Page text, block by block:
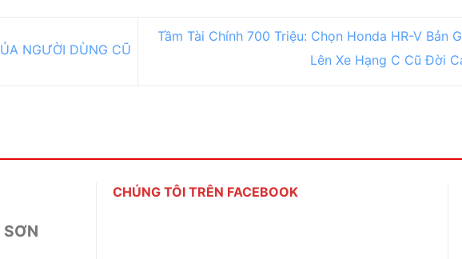
NGƯỜI DÙNG CŨ
Tầm Tài Chính 700 Triệu: Chọn Honda HR-V Bản
Lên Xe Hạng C Cũ Đời
SƠN
CHÚNG TÔI TRÊN FACEBOOK